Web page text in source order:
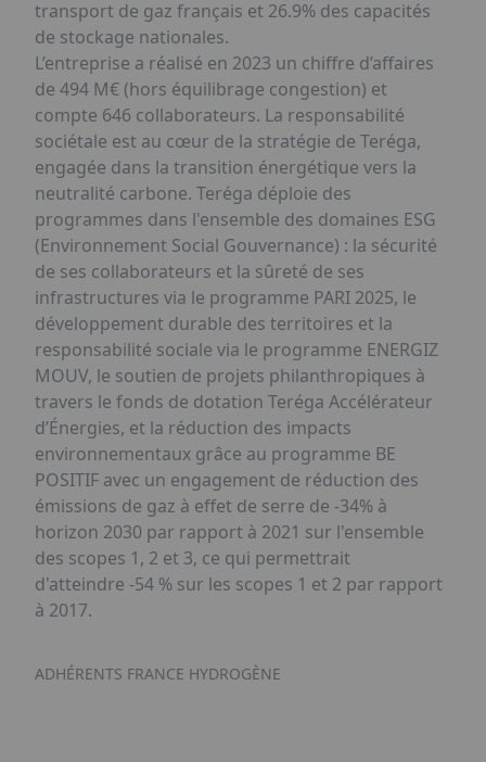
transport de gaz français et 26.9% des capacités
de stockage nationales.
L’entreprise a réalisé en 2023 un chiffre d’affaires
de 494 M€ (hors équilibrage congestion) et
compte 646 collaborateurs. La responsabilité
sociétale est au cœur de la stratégie de Teréga,
engagée dans la transition énergétique vers la
neutralité carbone. Teréga déploie des
programmes dans l'ensemble des domaines ESG
(Environnement Social Gouvernance) : la sécurité
de ses collaborateurs et la sûreté de ses
infrastructures via le programme PARI 2025, le
développement durable des territoires et la
responsabilité sociale via le programme ENERGIZ
MOUV, le soutien de projets philanthropiques à
travers le fonds de dotation Teréga Accélérateur
d’Énergies, et la réduction des impacts
environnementaux grâce au programme BE
POSITIF avec un engagement de réduction des
émissions de gaz à effet de serre de -34% à
horizon 2030 par rapport à 2021 sur l'ensemble
des scopes 1, 2 et 3, ce qui permettrait
d'atteindre -54 % sur les scopes 1 et 2 par rapport
à 2017.
ADHÉRENTS FRANCE HYDROGÈNE